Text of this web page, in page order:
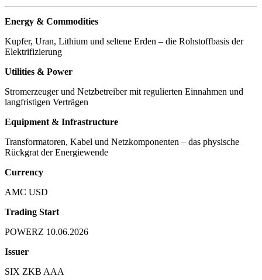
Energy & Commodities
Kupfer, Uran, Lithium und seltene Erden – die Rohstoffbasis der
Elektrifizierung
Utilities & Power
Stromerzeuger und Netzbetreiber mit regulierten Einnahmen und
langfristigen Verträgen
Equipment & Infrastructure
Transformatoren, Kabel und Netzkomponenten – das physische
Rückgrat der Energiewende
Currency
AMC USD
Trading Start
POWERZ 10.06.2026
Issuer
SIX ZKB AAA